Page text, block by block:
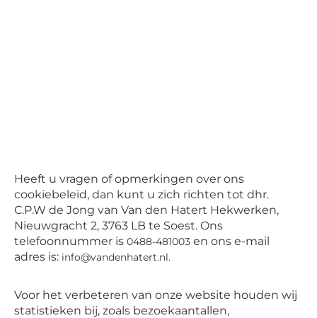
Heeft u vragen of opmerkingen over ons
cookiebeleid, dan kunt u zich richten tot dhr.
C.P.W de Jong van Van den Hatert Hekwerken,
Nieuwgracht 2, 3763 LB te Soest. Ons
telefoonnummer is 0488-481003 en ons e-mail
adres is: info@vandenhatert.nl.
Voor het verbeteren van onze website houden wij
statistieken bij, zoals bezoekaantallen,